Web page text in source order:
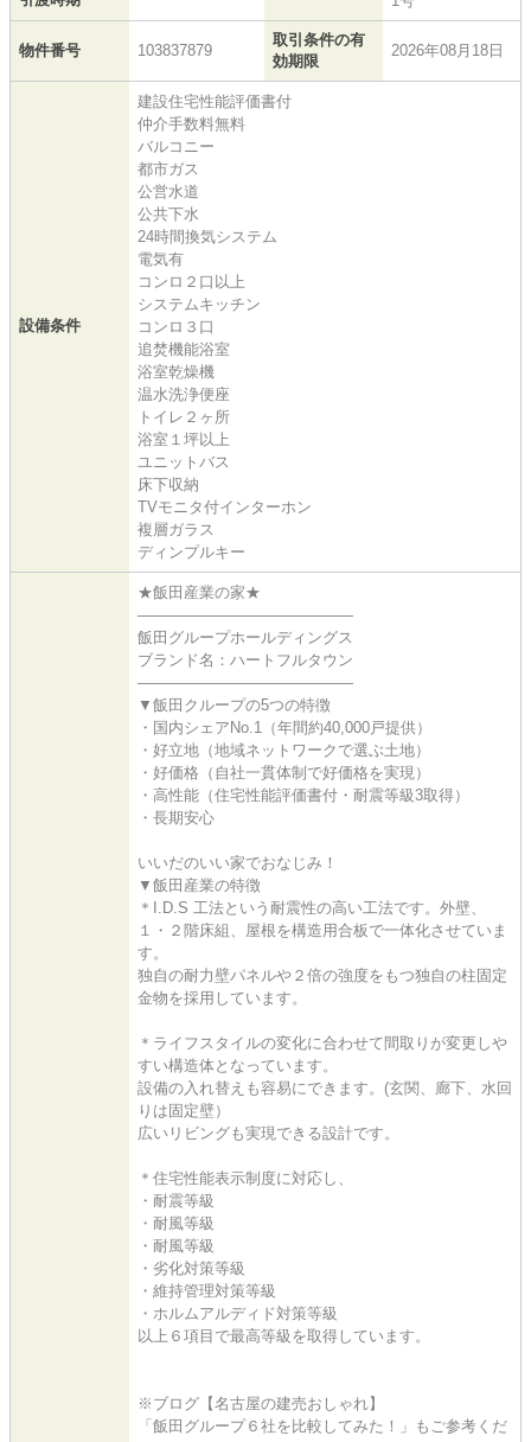
物件番号 103837879
取引条件の有
効期限
2026年08月18日
設備条件
建設住宅性能評価書付
仲介手数料無料
バルコニー
都市ガス
公営水道
公共下水
24時間換気システム
電気有
コンロ２口以上
システムキッチン
コンロ３口
追焚機能浴室
浴室乾燥機
温水洗浄便座
トイレ２ヶ所
浴室１坪以上
ユニットバス
床下収納
TVモニタ付インターホン
複層ガラス
ディンプルキー
★飯田産業の家★
――――――――――――――
飯田グループホールディングス
ブランド名：ハートフルタウン
――――――――――――――
▼飯田クループの5つの特徴
・国内シェアNo.1（年間約40,000戸提供）
・好立地（地域ネットワークで選ぶ土地）
・好価格（自社一貫体制で好価格を実現）
・高性能（住宅性能評価書付・耐震等級3取得）
・長期安心
いいだのいい家でおなじみ！
▼飯田産業の特徴
＊I.D.S 工法という耐震性の高い工法です。外壁、
１・２階床組、屋根を構造用合板で一体化させていま
す。
独自の耐力壁パネルや２倍の強度をもつ独自の柱固定
金物を採用しています。
＊ライフスタイルの変化に合わせて間取りが変更しや
すい構造体となっています。
設備の入れ替えも容易にできます。(玄関、廊下、水回
りは固定壁）
広いリビングも実現できる設計です。
＊住宅性能表示制度に対応し、
・耐震等級
・耐風等級
・耐風等級
・劣化対策等級
・維持管理対策等級
・ホルムアルディド対策等級
以上６項目で最高等級を取得しています。
※ブログ【名古屋の建売おしゃれ】
「飯田グループ６社を比較してみた！」もご参考くだ